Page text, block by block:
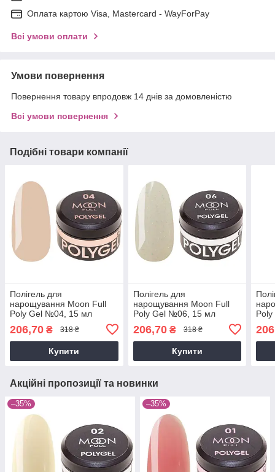
Оплата картою Visa, Mastercard - WayForPay
Всі умови оплати
Умови повернення
Повернення товару впродовж 14 днів за домовленістю
Всі умови повернення
Подібні товари компанії
Полігель для
нарощування Moon Full
Poly Gel №04, 15 мл
206,70 ₴ 318 ₴
Купити
Полігель для
нарощування Moon Full
Poly Gel №06, 15 мл
206,70₴ 318 ₴
Купити
Акційні пропозиції та новинки
–35% –35%